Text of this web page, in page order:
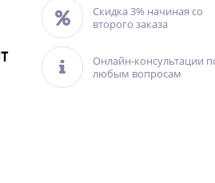
Скидка 3% начиная со
второго заказа
Онлайн-консультации
любым вопросам